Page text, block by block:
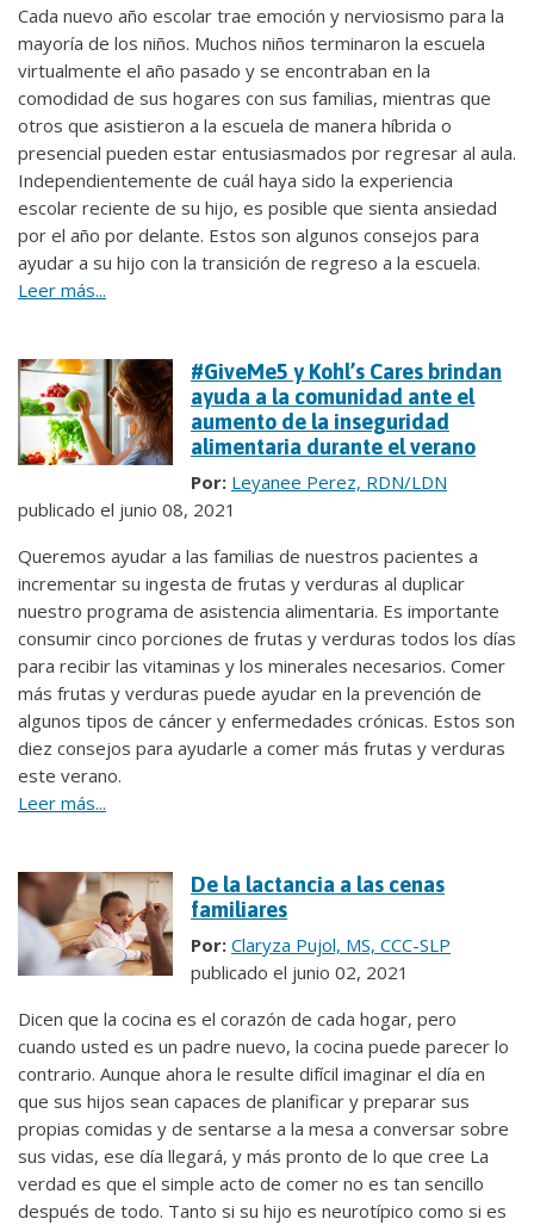
Cada nuevo año escolar trae emoción y nerviosismo para la
mayoría de los niños. Muchos niños terminaron la escuela
virtualmente el año pasado y se encontraban en la
comodidad de sus hogares con sus familias, mientras que
otros que asistieron a la escuela de manera híbrida o
presencial pueden estar entusiasmados por regresar al aula.
Independientemente de cuál haya sido la experiencia
escolar reciente de su hijo, es posible que sienta ansiedad
por el año por delante. Estos son algunos consejos para
ayudar a su hijo con la transición de regreso a la escuela.
Leer más...
#GiveMe5 y Kohl’s Cares brindan
ayuda a la comunidad ante el
aumento de la inseguridad
alimentaria durante el verano
Por: Leyanee Perez, RDN/LDN
publicado el junio 08, 2021
Queremos ayudar a las familias de nuestros pacientes a
incrementar su ingesta de frutas y verduras al duplicar
nuestro programa de asistencia alimentaria. Es importante
consumir cinco porciones de frutas y verduras todos los días
para recibir las vitaminas y los minerales necesarios. Comer
más frutas y verduras puede ayudar en la prevención de
algunos tipos de cáncer y enfermedades crónicas. Estos son
diez consejos para ayudarle a comer más frutas y verduras
este verano.
Leer más...
De la lactancia a las cenas
familiares
Por: Claryza Pujol, MS, CCC-SLP
publicado el junio 02, 2021
Dicen que la cocina es el corazón de cada hogar, pero
cuando usted es un padre nuevo, la cocina puede parecer lo
contrario. Aunque ahora le resulte difícil imaginar el día en
que sus hijos sean capaces de planificar y preparar sus
propias comidas y de sentarse a la mesa a conversar sobre
sus vidas, ese día llegará, y más pronto de lo que cree La
verdad es que el simple acto de comer no es tan sencillo
después de todo. Tanto si su hijo es neurotípico como si es